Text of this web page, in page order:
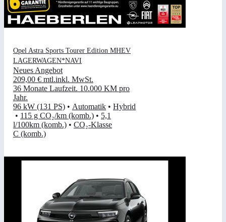
Opel Astra Sports Tourer Edition MHEV
LAGERWAGEN*NAVI
Neues Angebot
209,00 € mtl.inkl. MwSt.
36 Monate Laufzeit. 10.000 KM pro
Jahr.
96 kW (131 PS) • Automatik • Hybrid
• 115 g CO₂/km (komb.) • 5,1
l/100km (komb.) • CO₂-Klasse
C (komb.)